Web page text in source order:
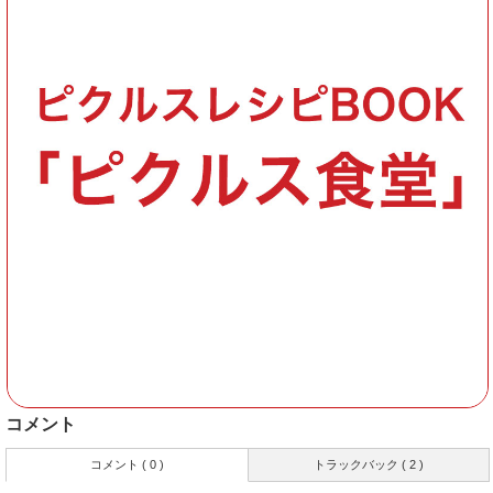
コメント
トラックバック ( 2 )
コメント ( 0 )